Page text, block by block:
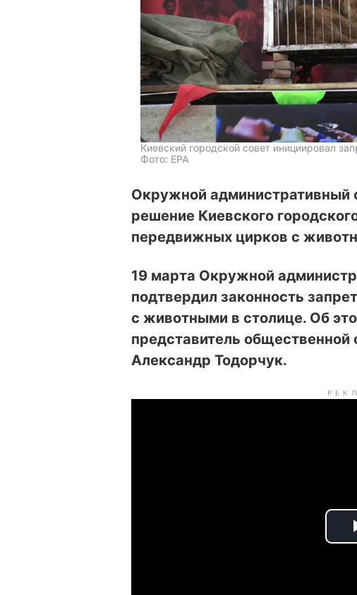
Киевский городской совет инициировал
Фото: ЕРА
Окружной административный
решение Киевского
передвижных цирков с
19 марта Окружной
подтвердил законность
с животными в столице. Об
представитель общественной
Александр Тодорчук.